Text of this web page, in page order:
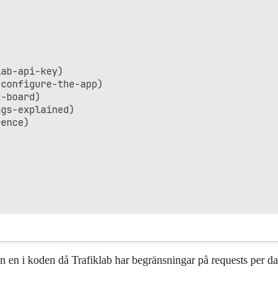
api-key)
the-app)
board)
explained)
i koden då Trafiklab har begränsningar på requests per